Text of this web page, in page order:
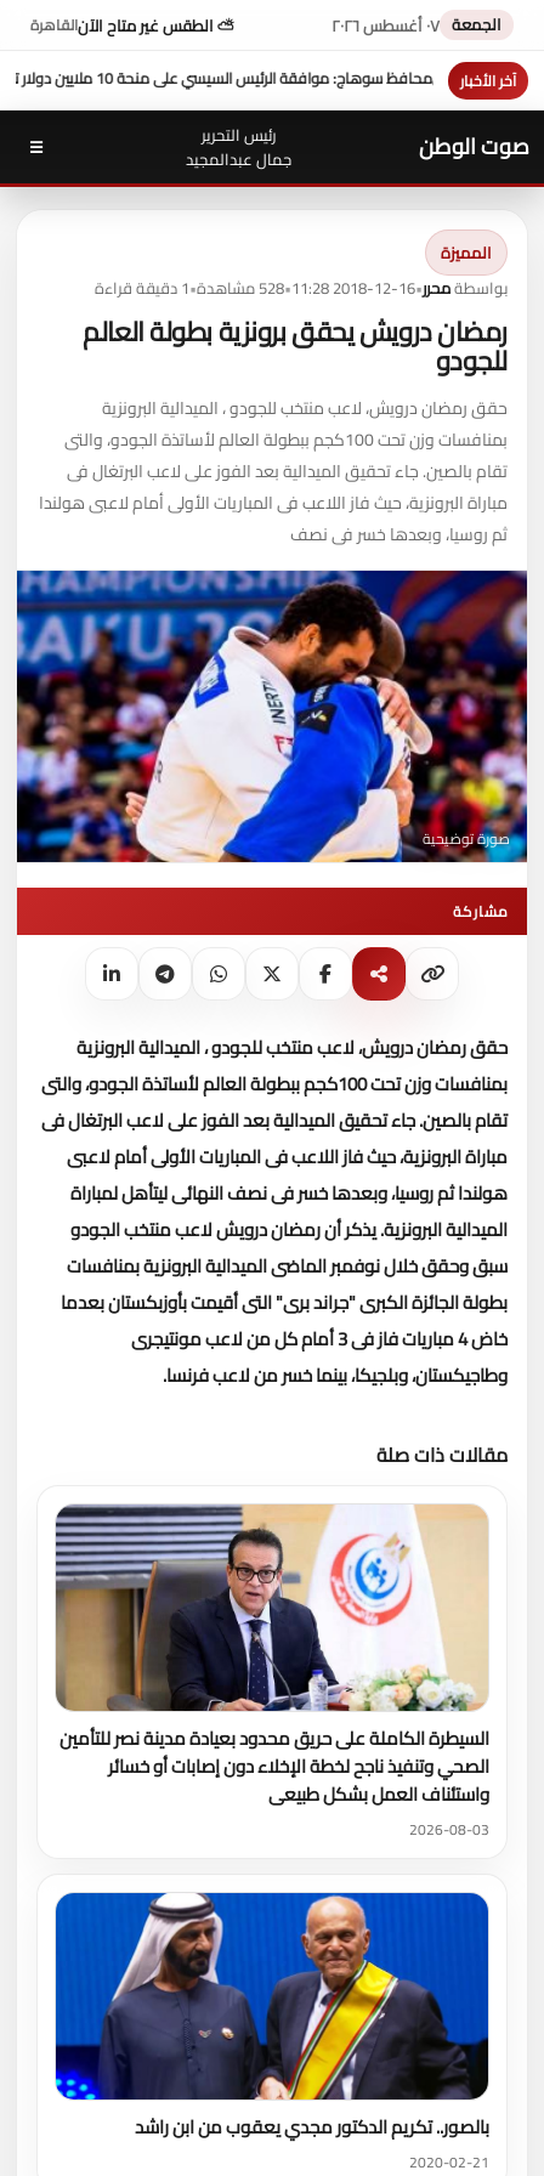
الجمعة ٠٧ أغسطس ٢٠٢٦ ⛅ الطقس غير متاح الآنالقاهرة
آخر الأخبار
بمشاركة محافظ على منحة 10 ملايين دولار تعزز التنمية بالمحافظة
صوت الوطن
رئيس التحرير
جمال عبدالمجيد
☰
المميزة
بواسطةمحرر•
2018-12-16 11:28
•528 مشاهدة •1 دقيقة قراءة
رمضان درويش يحقق برونزية بطولة العالم
للجودو
حقق رمضان درويش، لاعب منتخب للجودو ، الميدالية البرونزية
بمنافسات وزن تحت 100كجم ببطولة العالم لأساتذة الجودو، والتى
تقام بالصين. جاء تحقيق الميدالية بعد الفوز على لاعب البرتغال فى
مباراة البرونزية، حيث فاز اللاعب فى المباريات الأولى أمام لاعبى هولندا
ثم روسيا، وبعدها خسر فى نصف
صورة توضيحية
مشاركة
حقق رمضان درويش، لاعب منتخب للجودو ، الميدالية البرونزية
بمنافسات وزن تحت 100كجم ببطولة العالم لأساتذة الجودو، والتى
تقام بالصين.جاء تحقيق الميدالية بعد الفوز على لاعب البرتغال فى
مباراة البرونزية، حيث فاز اللاعب فى المباريات الأولى أمام لاعبى
هولندا ثم روسيا، وبعدها خسر فى نصف النهائى ليتأهل لمباراة
الميدالية البرونزية.يذكر أن رمضان درويش لاعب منتخب الجودو
سبق وحقق خلال نوفمبر الماضى الميدالية البرونزية بمنافسات
بطولة الجائزة الكبرى "جراند برى" التى أقيمت بأوزبكستان بعدما
خاض 4 مباريات فاز فى 3 أمام كل من لاعب مونتيجرى
وطاجيكستان، وبلجيكا، بينما خسر من لاعب فرنسا.
مقالات ذات صلة
السيطرة الكاملة على حريق محدود بعيادة مدينة نصر للتأمين
الصحي وتنفيذ ناجح لخطة الإخلاء دون إصابات أو خسائر
واستئناف العمل بشكل طبيعى
2026-08-03
بالصور.. تكريم الدكتور مجدي يعقوب من ابن راشد
2020-02-21